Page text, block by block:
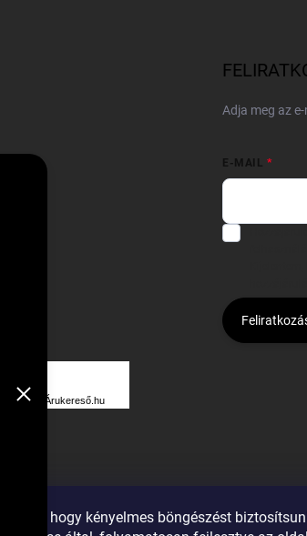
hogy kényelmes böngészést
Adja meg az
E-MAIL
R
Árukereső.hu